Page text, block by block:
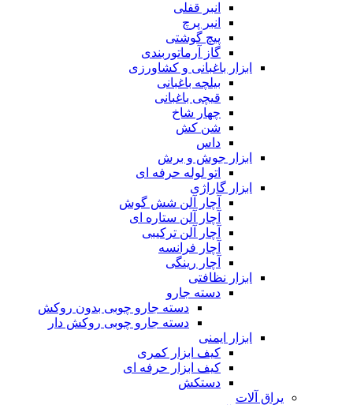
انبر قفلی
انبر پرچ
پیچ گوشتی
گاز آرماتوربندی
ابزار باغبانی و کشاورزی
بیلچه باغبانی
قیچی باغبانی
چهار شاخ
شن کش
داس
ابزار جوش و برش
اتو لوله حرفه ای
ابزار گاراژی
آچار آلن شش گوش
آچار آلن ستاره ای
آچار آلن ترکیبی
آچار فرانسه
آچار رینگی
ابزار نظافتی
دسته جارو
دسته جارو چوبی بدون روکش
دسته جارو چوبی روکش دار
ابزار ایمنی
کیف ابزار کمری
کیف ابزار حرفه ای
دستکش
یراق آلات